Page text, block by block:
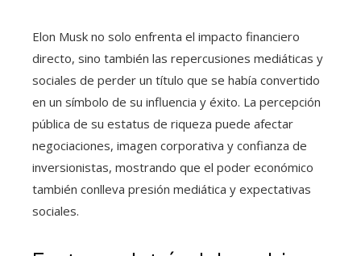
Elon Musk no solo enfrenta el impacto financiero
directo, sino también las repercusiones mediáticas y
sociales de perder un título que se había convertido
en un símbolo de su influencia y éxito. La percepción
pública de su estatus de riqueza puede afectar
negociaciones, imagen corporativa y confianza de
inversionistas, mostrando que el poder económico
también conlleva presión mediática y expectativas
sociales.